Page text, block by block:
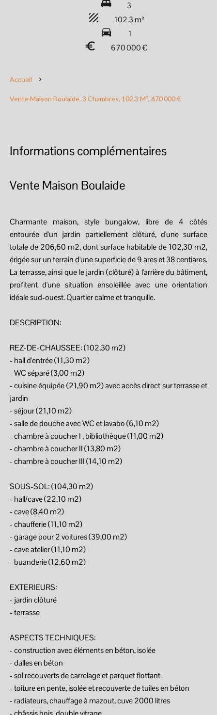
3
102.3 m²
1
670 000 €
Accueil
Vente Maison Boulaide, 3 Chambres, 102.3 M², 670 000 €
Informations complémentaires
Vente Maison Boulaide
Charmante maison, style bungalow, libre de 4 côtés
entourée d'un jardin partiellement clôturé, d'une surface
totale de 206,60 m2, dont surface habitable de 102,30 m2,
érigée sur un terrain d'une superficie de 9 ares et 38 centiares.
La terrasse, ainsi que le jardin (clôturé) à l'arrière du bâtiment,
profitent d'une situation ensoleillée avec une orientation
idéale sud-ouest. Quartier calme et tranquille.
DESCRIPTION:
REZ-DE-CHAUSSEE: (102,30 m2)
- hall d'entrée (11,30 m2)
- WC séparé (3,00 m2)
- cuisine équipée (21,90 m2) avec accès direct sur terrasse et
jardin
- séjour (21,10 m2)
- salle de douche avec WC et lavabo (6,10 m2)
- chambre à coucher I , bibliothèque (11,00 m2)
- chambre à coucher II (13,80 m2)
- chambre à coucher III (14,10 m2)
SOUS-SOL: (104,30 m2)
- hall/cave (22,10 m2)
- cave (8,40 m2)
- chaufferie (11,10 m2)
- garage pour 2 voitures (39,00 m2)
- cave atelier (11,10 m2)
- buanderie (12,60 m2)
EXTERIEURS:
- jardin clôturé
- terrasse
ASPECTS TECHNIQUES:
- construction avec éléments en béton, isolée
- dalles en béton
- sol recouverts de carrelage et parquet flottant
- toiture en pente, isolée et recouverte de tuiles en béton
- radiateurs, chauffage à mazout, cuve 2000 litres